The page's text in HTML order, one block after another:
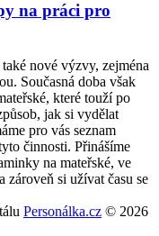
na práci pro
nové výzvy, zejména
Současná doba však
které touží po
jak si vydělat
pro vás seznam
činnosti. Přinášíme
na mateřské, ve
zároveň si užívat času se
Personálka.cz © 2026